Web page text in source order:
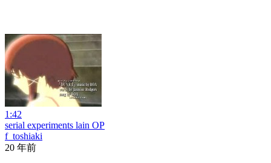
1:42
serial experiments lain OP
f_toshiaki
20 年前